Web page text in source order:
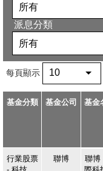
可收回牛熊證
外匯服務
外匯交易
資富理財帳戶
光證財富高 用户指南
交易示範
港股網上交易平台
流動期貨交易
所有
派息分類
所有
每頁顯示 10
基金分類 基金公司 基金
行業股票
聯博
聯博